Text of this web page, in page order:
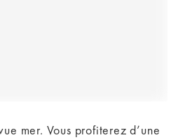
mer. Vous profiterez d’une